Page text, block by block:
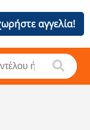
αγγελία!